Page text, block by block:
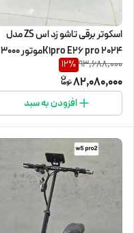
اسکوتر برقی تاشو زد اس ZS مدل
K1pro E26 pro 2024موتور ۳۰۰۰
وات
93,688,000
12%
82,080,000
افزودن به سبد